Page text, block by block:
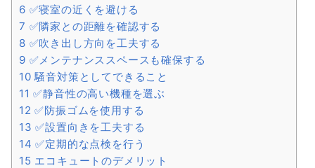
6 ✅寝室の近くを避ける
7 ✅隣家との距離を確認する
8 ✅吹き出し方向を工夫する
9 ✅メンテナンススペースも確保する
10 騒音対策としてできること
11 ✅静音性の高い機種を選ぶ
12 ✅防振ゴムを使用する
13 ✅設置向きを工夫する
14 ✅定期的な点検を行う
15 エコキュートのデメリット